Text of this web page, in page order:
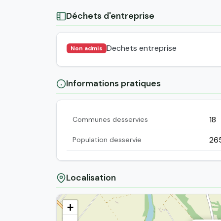
Déchets d'entreprise
Non admis Dechets entreprise
Informations pratiques
Communes desservies 18
Population desservie
Localisation
+